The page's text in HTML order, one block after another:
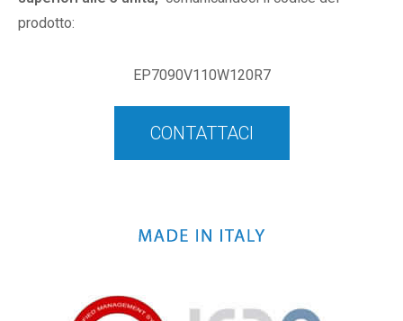
prodotto:
EP7090V110W120R7
CONTATTACI